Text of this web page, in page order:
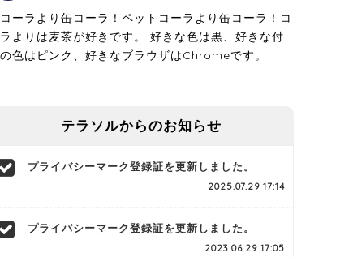
ーラより缶コーラ！ペットコーラより缶コーラ！コ
よりは麦茶が好きです。 好きな色は黒、好きな付
色はピンク、好きなブラウザはChromeです。
テラソルからのお知らせ
プライバシーマーク登録証を更新しました。
2025.07.29 17:14
プライバシーマーク登録証を更新しました。
2023.06.29 17:05